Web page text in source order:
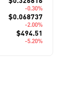
-0.30%
$0.068737
-2.00%
$494.51
-5.20%